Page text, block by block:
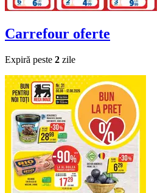
Carrefour oferte
Expiră peste 2 zile